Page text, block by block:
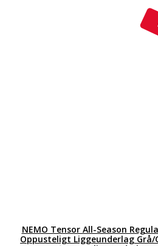
NEMO Tensor All-Season
Oppusteligt Liggeunderlag Grå/